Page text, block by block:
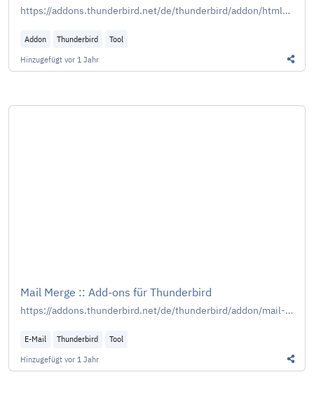
https://addons.thunderbird.net/de/thunderbird/addon/html-source-editor/
Addon Thunderbird
Tool
Hinzugefügt vor 1 Jahr
Mail Merge :: Add-ons für Thunderbird
https://addons.thunderbird.net/de/thunderbird/addon/mail-merge/
E-Mail Thunderbird
Tool
Hinzugefügt vor 1 Jahr